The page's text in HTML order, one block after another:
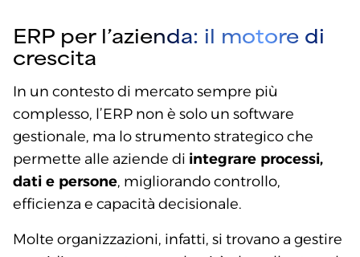
ERP per l’azienda: il motore di
crescita
In un contesto di mercato sempre più
complesso, l’ERP non è solo un software
gestionale, ma lo strumento strategico che
permette alle aziende di integrare processi,
dati e persone, migliorando controllo,
efficienza e capacità decisionale.
Molte organizzazioni, infatti, si trovano a gestire